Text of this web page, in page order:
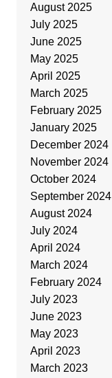
August 2025
July 2025
June 2025
May 2025
April 2025
March 2025
February 2025
January 2025
December 2024
November 2024
October 2024
September 2024
August 2024
July 2024
April 2024
March 2024
February 2024
July 2023
June 2023
May 2023
April 2023
March 2023